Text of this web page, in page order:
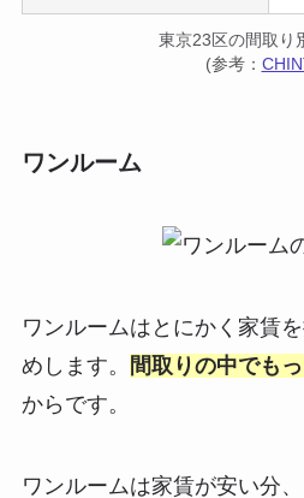
東京23区の間取り
(参考：
ワンルーム
ワンルームはとにかく家賃
めします。
間取りの中でも
からです。
ワンルームは家賃が安い分、